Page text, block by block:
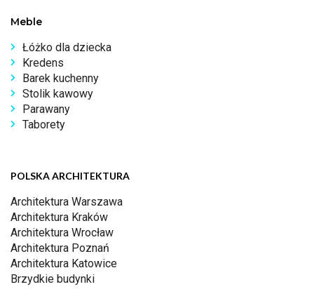
Meble
Łóżko dla dziecka
Kredens
Barek kuchenny
Stolik kawowy
Parawany
Taborety
POLSKA ARCHITEKTURA
Architektura Warszawa
Architektura Kraków
Architektura Wrocław
Architektura Poznań
Architektura Katowice
Brzydkie budynki